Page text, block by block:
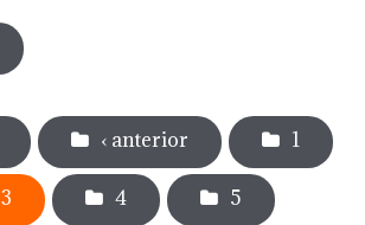
sobre 73a festa del càntir
‹ anterior 1
3 4 5